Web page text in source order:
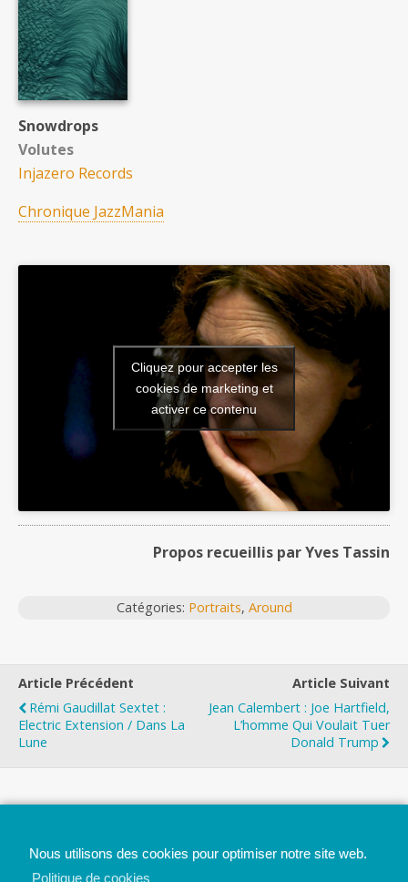
Snowdrops
Volutes
Injazero Records
Chronique JazzMania
Cliquez pour accepter les
cookies de marketing et
activer ce contenu
Propos recueillis par Yves Tassin
Catégories: Portraits, Around
Article Précédent
Rémi Gaudillat Sextet :
Electric Extension / Dans La
Lune
Article Suivant
Jean Calembert : Joe Hartfield,
L’homme Qui Voulait Tuer
Donald Trump
Nous utilisons des cookies pour optimiser notre site web.
Politique de cookies